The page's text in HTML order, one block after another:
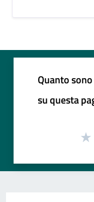
Quanto
su questa